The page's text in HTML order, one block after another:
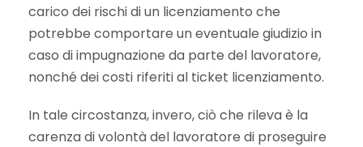
carico dei rischi di un licenziamento che
potrebbe comportare un eventuale giudizio in
caso di impugnazione da parte del lavoratore,
nonché dei costi riferiti al ticket licenziamento.
In tale circostanza, invero, ciò che rileva è la
carenza di volontà del lavoratore di proseguire